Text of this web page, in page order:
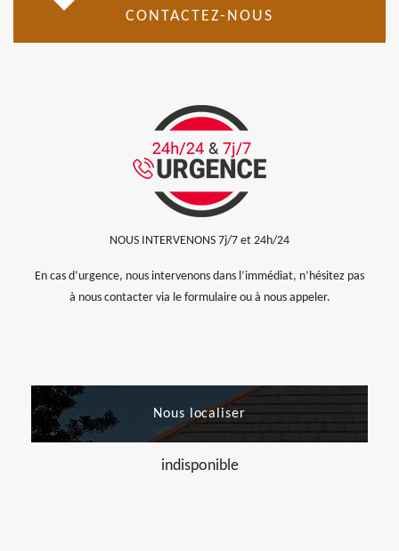
CONTACTEZ-NOUS
NOUS INTERVENONS 7j/7 et 24h/24
En cas d’urgence, nous intervenons dans l’immédiat, n’hésitez pas
à nous contacter via le formulaire ou à nous appeler.
Nous localiser
indisponible